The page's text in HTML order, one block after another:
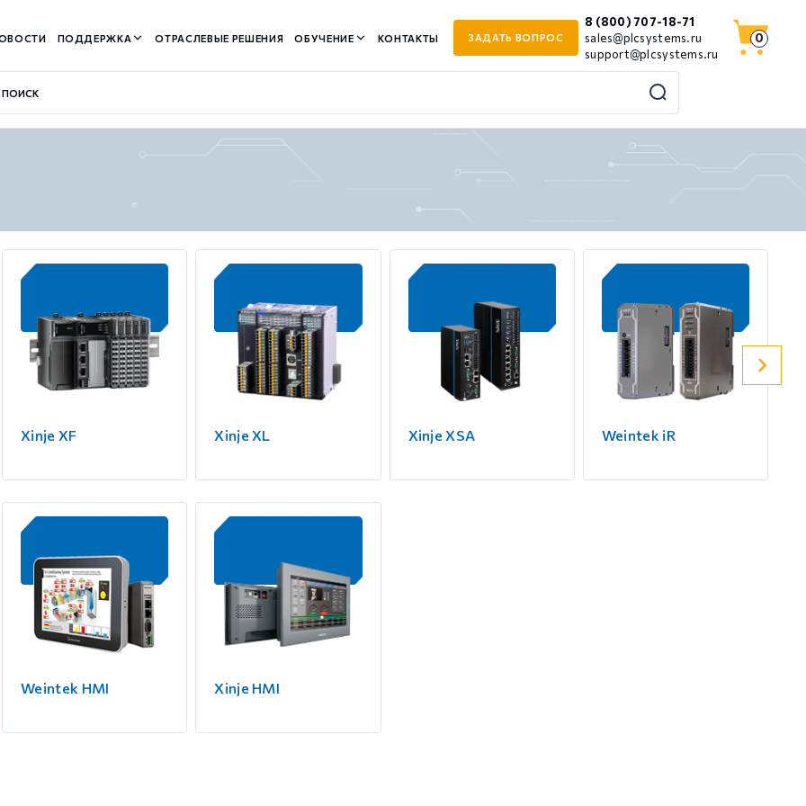
ПОДДЕРЖКА ОТРАСЛЕВЫЕ РЕШЕНИЯ ОБУЧЕНИЕ КОНТАКТЫ ЗАДАТЬ ВОПРОС
8 (800) 707-18-71
sales@plcsystems.ru
support@plcsystems.ru
0
Xinje XF Xinje XL Xinje XSA Weintek iR
Weintek HMI Xinje HMI
с разомкнутым контуром)
контуром)